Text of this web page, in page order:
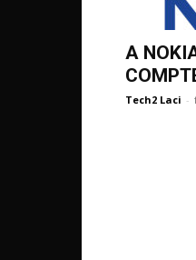
A
Tech2 Laci -